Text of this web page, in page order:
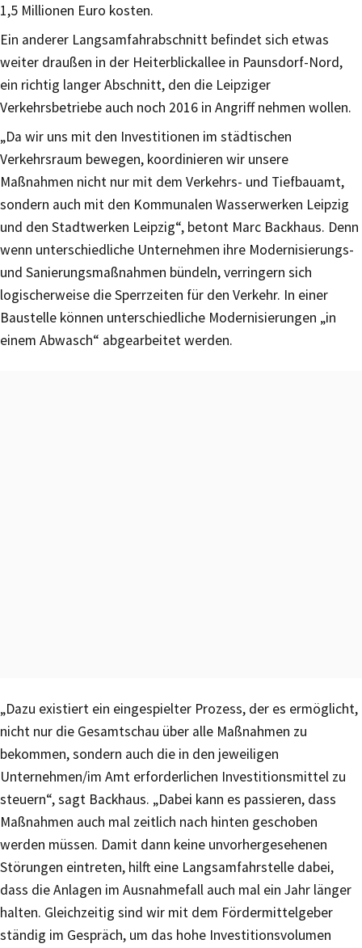
1,5 Millionen Euro kosten.
Ein anderer Langsamfahrabschnitt befindet sich etwas
weiter draußen in der Heiterblickallee in Paunsdorf-Nord,
ein richtig langer Abschnitt, den die Leipziger
Verkehrsbetriebe auch noch 2016 in Angriff nehmen wollen.
„Da wir uns mit den Investitionen im städtischen
Verkehrsraum bewegen, koordinieren wir unsere
Maßnahmen nicht nur mit dem Verkehrs- und Tiefbauamt,
sondern auch mit den Kommunalen Wasserwerken Leipzig
und den Stadtwerken Leipzig“, betont Marc Backhaus. Denn
wenn unterschiedliche Unternehmen ihre Modernisierungs-
und Sanierungsmaßnahmen bündeln, verringern sich
logischerweise die Sperrzeiten für den Verkehr. In einer
Baustelle können unterschiedliche Modernisierungen „in
einem Abwasch“ abgearbeitet werden.
„Dazu existiert ein eingespielter Prozess, der es ermöglicht,
nicht nur die Gesamtschau über alle Maßnahmen zu
bekommen, sondern auch die in den jeweiligen
Unternehmen/im Amt erforderlichen Investitionsmittel zu
steuern“, sagt Backhaus. „Dabei kann es passieren, dass
Maßnahmen auch mal zeitlich nach hinten geschoben
werden müssen. Damit dann keine unvorhergesehenen
Störungen eintreten, hilft eine Langsamfahrstelle dabei,
dass die Anlagen im Ausnahmefall auch mal ein Jahr länger
halten. Gleichzeitig sind wir mit dem Fördermittelgeber
ständig im Gespräch, um das hohe Investitionsvolumen